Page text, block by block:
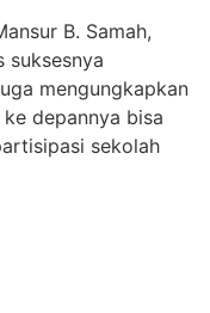
B. Samah,
suksesnya
mengungkapkan
depannya bisa
sekolah